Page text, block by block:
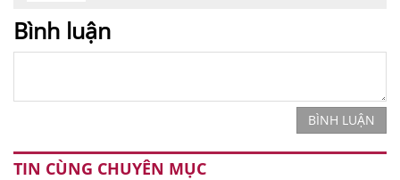
Bình luận
BÌNH LUẬN
TIN CÙNG CHUYÊN MỤC